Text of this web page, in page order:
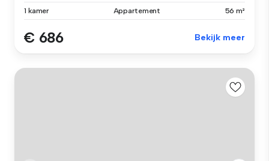
1 kamer Appartement 56 m²
€ 686 Bekijk meer